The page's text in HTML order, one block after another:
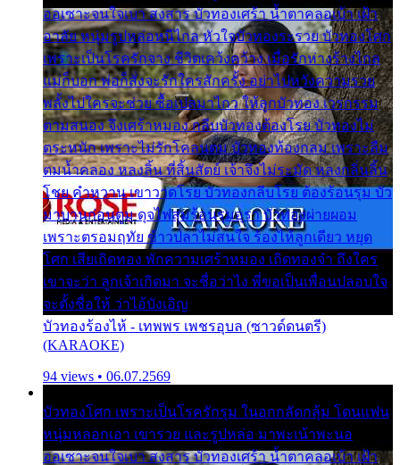
ออเซาะจนใจเบา สงสาร บัวทองเศร้า น้ำตาคลอเบ้า เฝ้า
อาลัย หนุ่มรูปหล่อหนีไกล หัวใจบัวทองระรวย บัวทองโศก
เพราะเป็นโรครักจาง ชีวิตเคว้งคว้าง เมื่อรักห่างร้างไกล
แม่ก็บอก พ่อก็สั่งจะรักใครสักครั้ง อย่าไปหวังความรวย
พลั้งไปใครจะช่วย ซื้อเปลมาไกว ให้ลูกบัวทอง เวรกรรม
ตามสนอง จึงเศร้าหมอง กลีบบัวทองต้องโรย บัวทองไม่
ตระหนัก เพราะไม่รักโคลนตม บัวทองท้องกลม เพราะลืม
ตมน้ำคลอง หลงลิ้น ที่สิ้นสัตย์ เจ้าจึงไม่ระมัด หลงกลิ่นลิ้น
โชย คำหวาน เขาวาดโรย บัวทองกลีบโรย ต้องร้อนรุม บัว
มาบานก่อนตูม ดุจไฟสุมร้อนรุมอุรา บัวทองผ่ายผอม
เพราะตรอมฤทัย ข้าวปลาไม่สนใจ ร้องไห้ลูกเดียว หยุด
โศก เสียเถิดทอง พักความเศร้าหมอง เถิดทองจ๋า ถึงใคร
เขาจะว่า ลูกเจ้าเกิดมา จะชื่อว่าไง พี่ขอเป็นเพื่อนปลอบใจ
จะตั้งชื่อให้ ว่าไอ้บังเอิญ
บัวทองร้องไห้ - เทพพร เพชรอุบล (ซาวด์ดนตรี)
(KARAOKE)
94 views • 06.07.2569
บัวทองโศก เพราะเป็นโรครักรุม ในอกกลัดกลุ้ม โดนแฟน
หนุ่มหลอกเอา เขารวย และรูปหล่อ มาพะเน้าพะนอ
ออเซาะจนใจเบา สงสาร บัวทองเศร้า น้ำตาคลอเบ้า เฝ้า